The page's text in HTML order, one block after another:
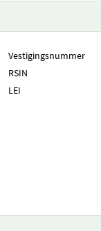
Vestigingsnummer
RSIN
LEI